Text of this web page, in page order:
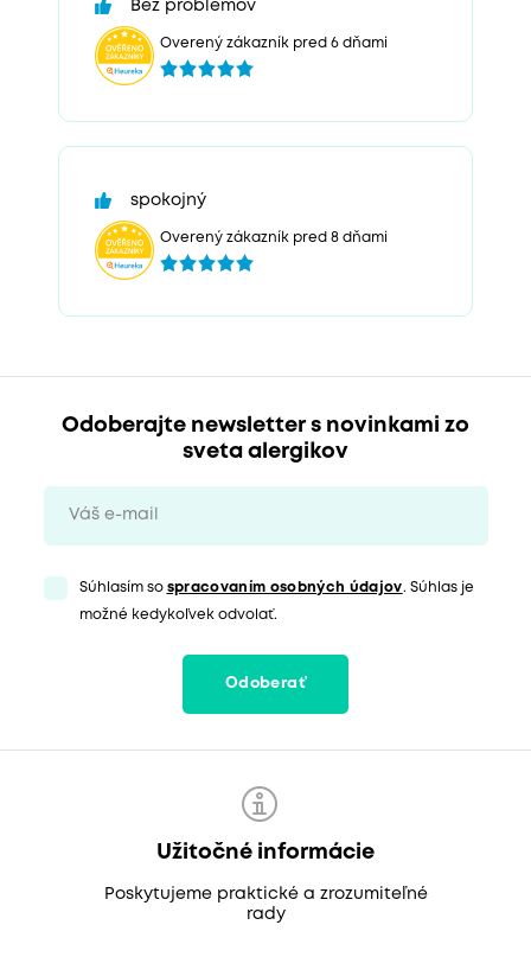
Bez problemov
Overený zákazník pred 6 dňami
spokojný
Overený zákazník pred 8 dňami
Odoberajte newsletter s novinkami zo
sveta alergikov
Súhlasím so spracovaním osobných údajov. Súhlas je
možné kedykoľvek odvolať.
Odoberať
Užitočné informácie
Poskytujeme praktické a zrozumiteľné
rady